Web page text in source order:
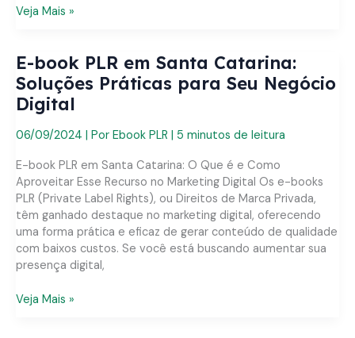
E-
em
Florianópolis:
Soluções
Práticas
para
Seu
Negócio
Digital
Veja Mais »
E-book PLR em Santa Catarina:
Soluções Práticas para Seu Negócio
Digital
06/09/2024 | Por Ebook PLR | 5 minutos de leitura
E-book PLR em Santa Catarina: O Que é e Como
Aproveitar Esse Recurso no Marketing Digital Os e-books
PLR (Private Label Rights), ou Direitos de Marca Privada,
têm ganhado destaque no marketing digital, oferecendo
uma forma prática e eficaz de gerar conteúdo de qualidade
com baixos custos. Se você está buscando aumentar sua
presença digital,
E-
Veja Mais »